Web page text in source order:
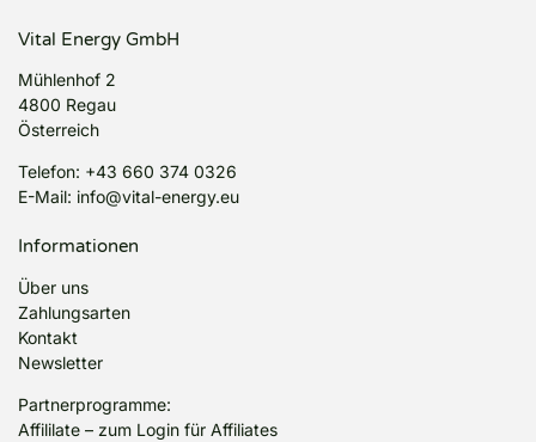
Vital Energy GmbH
Mühlenhof 2
4800 Regau
Österreich
Telefon: +43 660 374 0326
E-Mail: info@vital-energy.eu
Informationen
Über uns
Zahlungsarten
Kontakt
Newsletter
Partnerprogramme:
Affililate – zum Login für Affiliates